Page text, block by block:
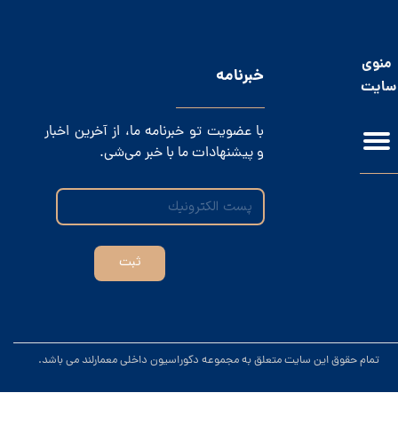
.تمام حقوق این سایت متعلق به مجموعه دکوراسیون داخلی معمارلند می باشد
منوی
سایت
​خبرنامه
با عضویت تو خبرنامه ما، از آخرین اخبار
و پیشنهادات ما با خبر می‌شی.
ثبت